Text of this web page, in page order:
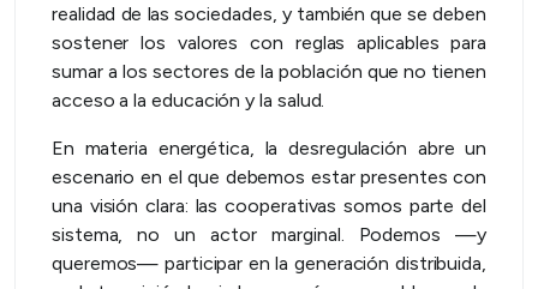
realidad de las sociedades, y también que se deben
sostener los valores con reglas aplicables para
sumar a los sectores de la población que no tienen
acceso a la educación y la salud.
En materia energética, la desregulación abre un
escenario en el que debemos estar presentes con
una visión clara: las cooperativas somos parte del
sistema, no un actor marginal. Podemos —y
queremos— participar en la generación distribuida,